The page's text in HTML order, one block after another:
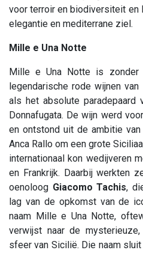
voor terroir en biodiversiteit en
elegantie en mediterrane ziel.
Mille e Una Notte
Mille e Una Notte is
legendarische rode wijnen
als het absolute paradepaard
Donnafugata. De wijn werd
en ontstond uit de ambitie van
Anca Rallo om een grote
internationaal kon wedijveren
en Frankrijk. Daarbij werkten
oenoloog Giacomo Tachis,
lag van de opkomst van de
naam Mille e Una Notte,
verwijst naar de
sfeer van Sicilië. Die naam